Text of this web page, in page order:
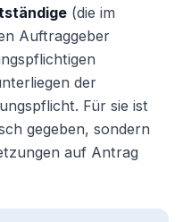
(die im
Auftraggeber
der
Für sie ist
gegeben, sondern
auf Antrag